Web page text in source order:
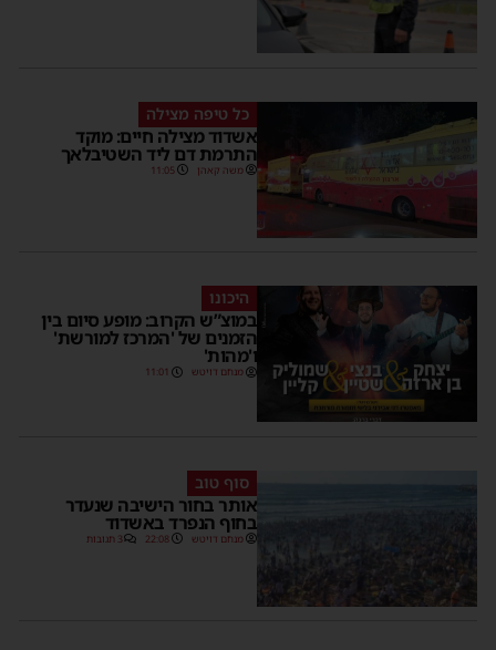
כל טיפה מצילה
אשדוד מצילה חיים: מוקד
התרמת דם ליד השטיבלאך
משה קאהן 11:05
היכונו
במוצ”ש הקרוב: מופע סיום בין
הזמנים של 'המרכז למורשת'
ו'מהות'
מנחם דויטש 11:01
סוף טוב
אותר בחור הישיבה שנעדר
בחוף הנפרד באשדוד
מנחם דויטש 22:08 3 תגובות